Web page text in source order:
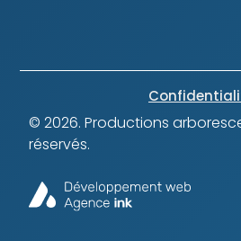
© 2026.Productions
réservés.